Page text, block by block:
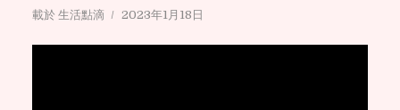
載於 生活點滴 2023年1月18日